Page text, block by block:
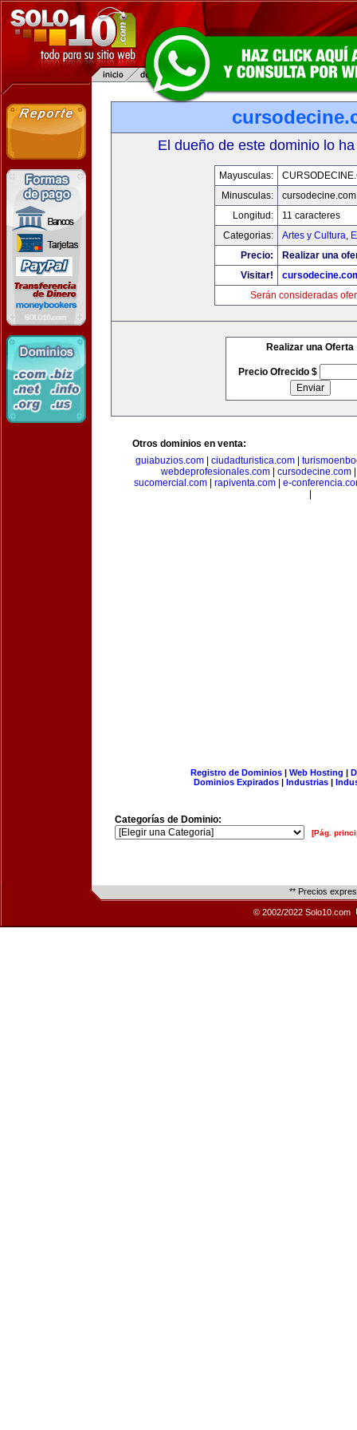
El dueño de este dominio lo
Mayusculas:
Minusculas:
cursodecine.com
Longitud:
11 caracteres
Categorias:
Artes y Cultura,
Precio:
Realizar una
Visitar!
Serán consideradas
Realizar una Oferta
Precio Ofrecido $
Otros dominios en venta:
guiabuzios.com| ciudadturistica.com|
webdeprofesionales.com| cursodecine.com
sucomercial.com
rapiventa.com
e-
Registro de Dominios| Web Hosting |
Dominios Expirados | Industrias |
Categorías de Dominio:
[Pág.
** Precios
© 2002/2022 Solo10.com